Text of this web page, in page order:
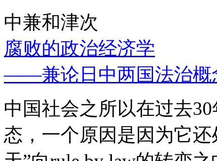
中兼和津次
腐败的政治经济学
——兼论日中两国法治概
中国社会之所以在过去
态，一个原因是因为它